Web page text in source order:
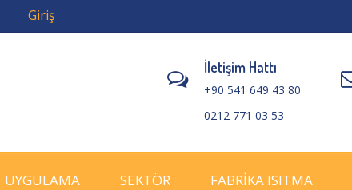
Giriş
İletişim Hattı
+90 541 649 43 80
0212 771 03 53
UYGULAMA SEKTÖR FABRİKA ISITMA